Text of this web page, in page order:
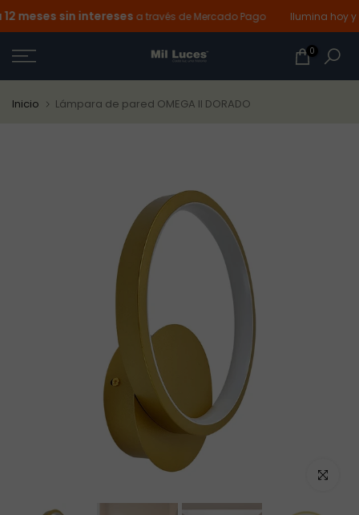
Ir
al
contenido
meses sin interesesa través de Mercado Pago Ilumina hoy y
0
Inicio Lámpara de pared OMEGA II DORADO
Haz